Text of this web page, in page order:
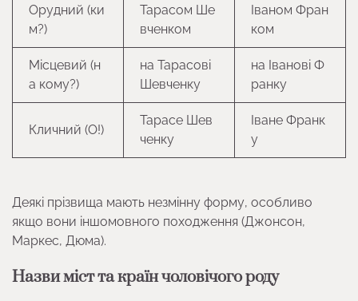
Орудний (ки
м?)
Тарасом Ше
вченком
Іваном Фран
ком
Місцевий (н
а кому?)
на Тарасові
Шевченку
на Іванові Ф
ранку
Кличний (О!)
Тарасе Шев
ченку
Іване Франк
у
Деякі прізвища мають незмінну форму, особливо
якщо вони іншомовного походження (Джонсон,
Маркес, Дюма).
Назви міст та країн чоловічого роду